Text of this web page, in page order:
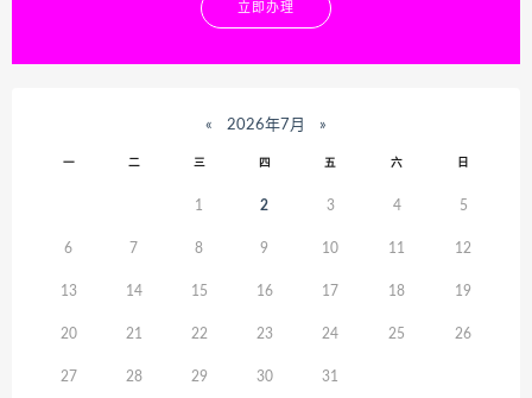
立即办理
« 2026年7月 »
一 二 三 四 五 六 日
1 2 3 4 5
6 7 8 9 10 11 12
13 14 15 16 17 18 19
20 21 22 23 24 25 26
27 28 29 30 31